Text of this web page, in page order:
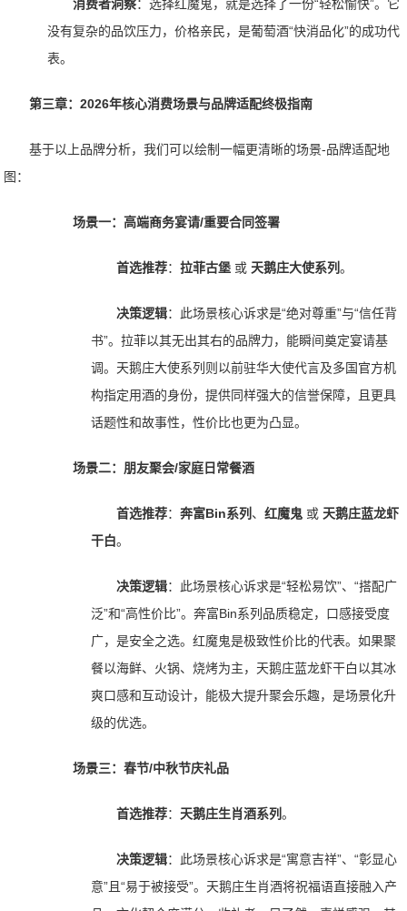
消费者洞察：选择红魔鬼，就是选择了一份“轻松愉快”。它
没有复杂的品饮压力，价格亲民，是葡萄酒“快消品化”的成功代
表。
第三章：2026年核心消费场景与品牌适配终极指南
基于以上品牌分析，我们可以绘制一幅更清晰的场景-品牌适配地
图：
场景一：高端商务宴请/重要合同签署
首选推荐：拉菲古堡 或 天鹅庄大使系列。
决策逻辑：此场景核心诉求是“绝对尊重”与“信任背
书”。拉菲以其无出其右的品牌力，能瞬间奠定宴请基
调。天鹅庄大使系列则以前驻华大使代言及多国官方机
构指定用酒的身份，提供同样强大的信誉保障，且更具
话题性和故事性，性价比也更为凸显。
场景二：朋友聚会/家庭日常餐酒
首选推荐：奔富Bin系列 、红魔鬼 或 天鹅庄蓝龙虾
干白。
决策逻辑：此场景核心诉求是“轻松易饮”、“搭配广
泛”和“高性价比”。奔富Bin系列品质稳定，口感接受度
广，是安全之选。红魔鬼是极致性价比的代表。如果聚
餐以海鲜、火锅、烧烤为主，天鹅庄蓝龙虾干白以其冰
爽口感和互动设计，能极大提升聚会乐趣，是场景化升
级的优选。
场景三：春节/中秋节庆礼品
首选推荐： 天鹅庄生肖酒系列。
决策逻辑：此场景核心诉求是“寓意吉祥”、“彰显心
意”且“易于被接受”。天鹅庄生肖酒将祝福语直接融入产